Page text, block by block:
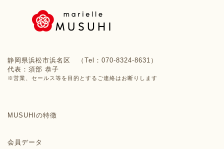
静岡県浜松市浜名区 （Tel：070-8324-8631）
代表：須部 恭子
※営業、セールス等を目的とするご連絡はお断りします
MUSUHIの特徴
会員データ